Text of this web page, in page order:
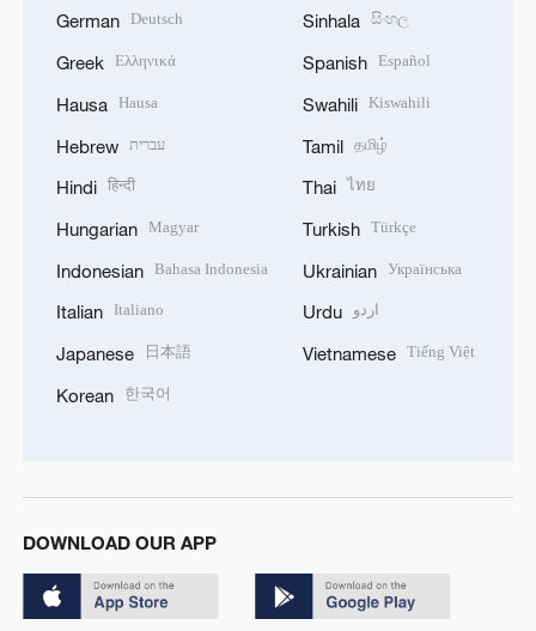
German Deutsch
Greek Ελληνικά
Hausa Hausa
Hebrew עברית
Hindi हिन्दी
Hungarian Magyar
Indonesian Bahasa Indonesia
Italian Italiano
Japanese 日本語
Korean 한국어
Sinhala සිංහල
Spanish Español
Swahili Kiswahili
Tamil தமிழ்
Thai ไทย
Turkish Türkçe
Ukrainian Українська
Urdu اردو
Vietnamese Tiếng Việt
DOWNLOAD OUR APP